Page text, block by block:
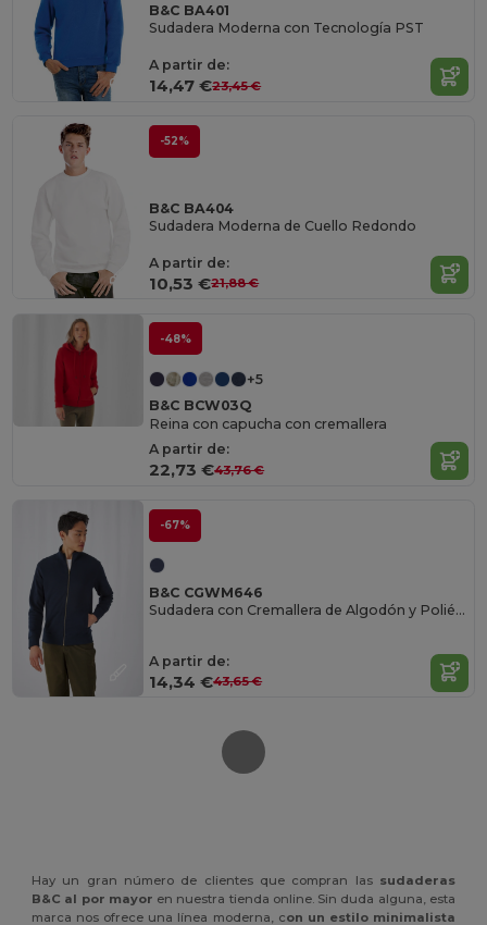
B&C BA401
Sudadera Moderna con Tecnología PST
A partir de:
14,47 €23,45 €
-52%
B&C BA404
Sudadera Moderna de Cuello Redondo
A partir de:
10,53 €21,88 €
-48%
+5
B&C BCW03Q
Reina con capucha con cremallera
A partir de:
22,73 €43,76 €
-67%
B&C CGWM646
Sudadera con Cremallera de Algodón y Poliéster
A partir de:
14,34 €43,65 €
Hay un gran número de clientes que compran las sudaderas
B&C al por mayor en nuestra tienda online. Sin duda alguna, esta
marca nos ofrece una línea moderna, con un estilo minimalista